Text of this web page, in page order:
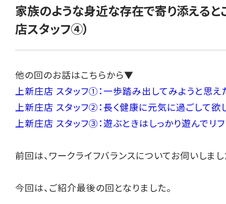
家族のような身近な存在で寄り添えると
店スタッフ④）
他の回のお話はこちらから▼
上新庄店 スタッフ①：一歩踏み出してみようと思え
上新庄店 スタッフ②：長く健康に元気に過ごして欲
上新庄店 スタッフ③：遊ぶときはしっかり遊んでリフ
前回は、ワークライフバランスについてお伺いしまし
今回は、ご紹介最後の回となりました。